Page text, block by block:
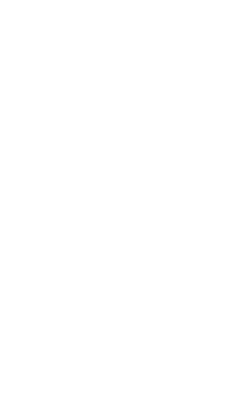
割/上場企業グループ会社